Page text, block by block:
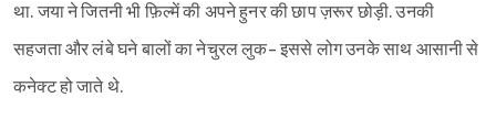
था. जया ने जितनी भी फ़िल्में की अपने हुनर की छाप ज़रूर छोड़ी. उनकी
सहजता और लंबे घने बालों का नेचुरल लुक- इससे लोग उनके साथ आसानी से
कनेक्ट हो जाते थे.